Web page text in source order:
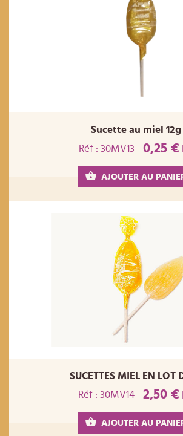
Sucette au miel 12g
Réf : 30MV13
0,25 €
AJOUTER AU
SUCETTES MIEL EN LOT
Réf : 30MV14
2,50 €
AJOUTER AU